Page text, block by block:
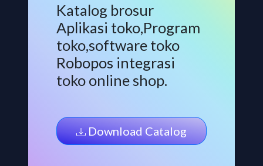
Katalog brosur
Aplikasi toko,Program
toko,software toko
Robopos integrasi
toko online shop.
Download Catalog